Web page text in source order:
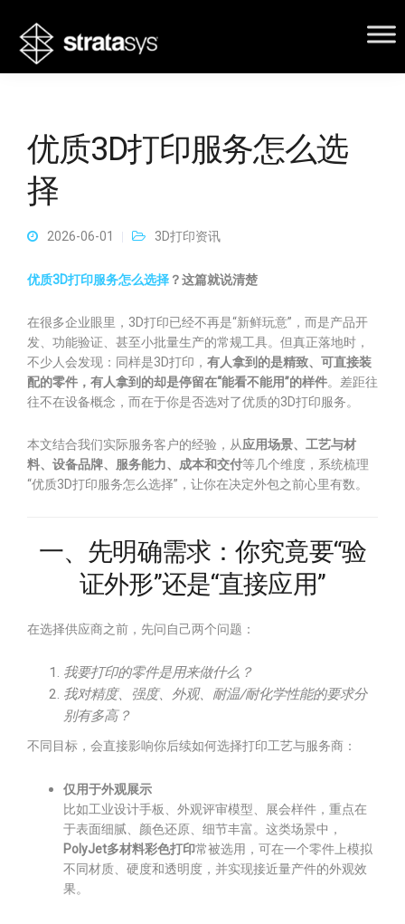
优质3D打印服务怎么选
择
2026-06-01 3D打印资讯
优质3D打印服务怎么选择 ？这篇就说清楚
在很多企业眼里，3D打印已经不再是“新鲜玩意”，而是产品开
发、功能验证、甚至小批量生产的常规工具。但真正落地时，
不少人会发现：同样是3D打印， 有人拿到的是精致、可直接装
配的零件，有人拿到的却是停留在“能看不能用”的样件。差距往
往不在设备概念，而在于你是否选对了优质的3D打印服务。
本文结合我们实际服务客户的经验，从应用场景、工艺与材
料、设备品牌、服务能力、成本和交付等几个维度，系统梳理
“优质3D打印服务怎么选择”，让你在决定外包之前心里有数。
一、先明确需求：你究竟要“验
证外形”还是“直接应用”
在选择供应商之前，先问自己两个问题：
我要打印的零件是用来做什么？
我对精度、强度、外观、耐温/耐化学性能的要求分
别有多高？
不同目标，会直接影响你后续如何选择打印工艺与服务商：
仅用于外观展示
比如工业设计手板、外观评审模型、展会样件，重点在
于表面细腻、颜色还原、细节丰富。这类场景中，
PolyJet多材料彩色打印常被选用，可在一个零件上模拟
不同材质、硬度和透明度，并实现接近量产件的外观效
果。